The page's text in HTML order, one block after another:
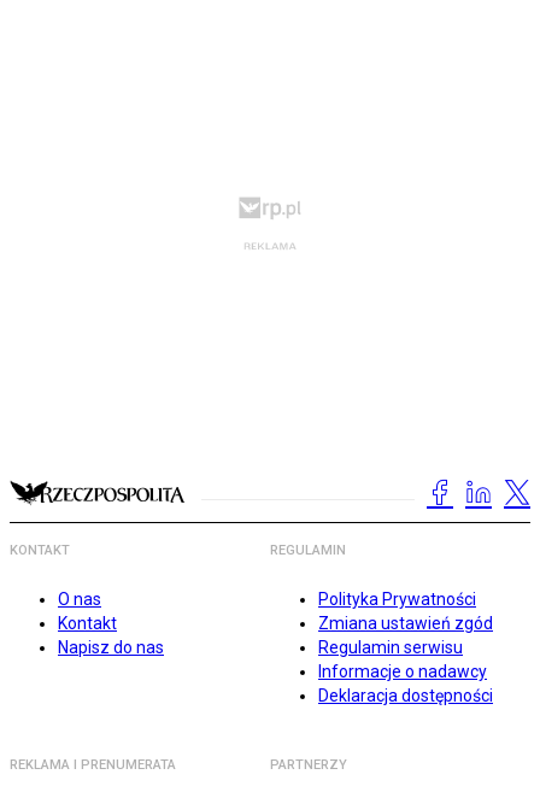
KONTAKT
O nas
Kontakt
Napisz do nas
REGULAMIN
Polityka Prywatności
Zmiana ustawień zgód
Regulamin serwisu
Informacje o nadawcy
Deklaracja dostępności
REKLAMA I PRENUMERATA PARTNERZY